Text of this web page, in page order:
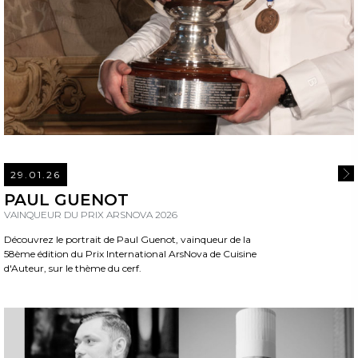
29.01.26
PAUL GUENOT
VAINQUEUR DU PRIX ARSNOVA 2026
Découvrez le portrait de Paul Guenot, vainqueur de la
58ème édition du Prix International ArsNova de Cuisine
d'Auteur, sur le thème du cerf.